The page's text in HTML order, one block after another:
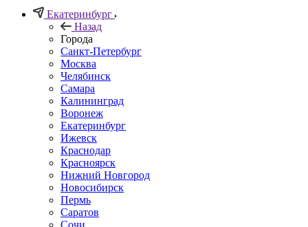
Екатеринбург
Назад
Города
Санкт-Петербург
Москва
Челябинск
Самара
Калининград
Воронеж
Екатеринбург
Ижевск
Краснодар
Красноярск
Нижний Новгород
Новосибирск
Пермь
Саратов
Сочи